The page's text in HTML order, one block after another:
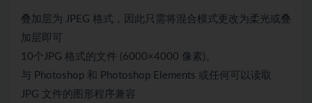
叠加层为 JPEG 格式，因此只需将混合模式更改为柔光或叠
加层即可
10个JPG 格式的文件 (6000×4000 像素)。
与 Photoshop 和 Photoshop Elements 或任何可以读取
JPG 文件的图形程序兼容